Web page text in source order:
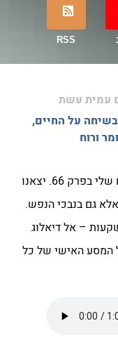
RSS
עמית עשת
בשיחה על החיים,
ורוח
בפרק זה התארחתי אצל קובי זהבי, אורח שלי בפרק 66. יצאנו
גם בנבכי הנפש.
– אל דיאלוג
המסע האישי של כל